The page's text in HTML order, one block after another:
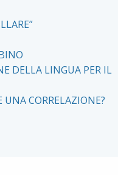
DELLA LINGUA PER IL
UNA CORRELAZIONE?